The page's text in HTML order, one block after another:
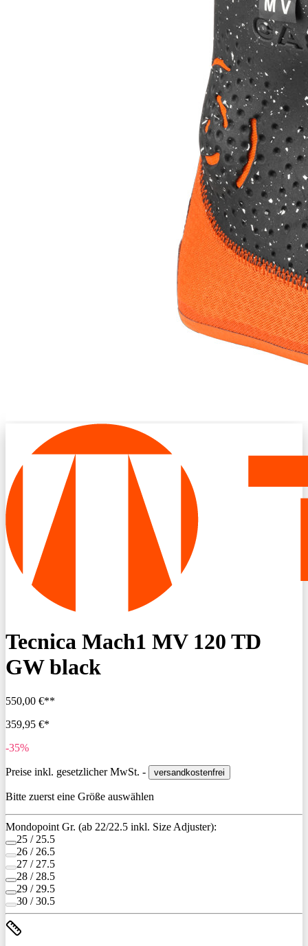
Tecnica Mach1 MV 120 TD
GW black
550,00 €**
359,95 €*
-35%
Preise inkl. gesetzlicher MwSt. - versandkostenfrei
Bitte zuerst eine Größe auswählen
Mondopoint Gr. (ab 22/22.5 inkl. Size Adjuster):
25 / 25.5
26 / 26.5
27 / 27.5
28 / 28.5
29 / 29.5
30 / 30.5